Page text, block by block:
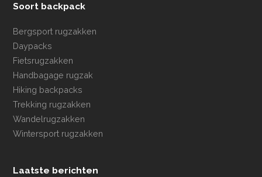
Soort backpack
Bergsport rugzakken
Daypacks
Fietsrugzakken
Handbagage rugzak
Hiking backpacks
Trekking rugzakken
Wandelrugzakken
Wintersport rugzakken
Laatste berichten